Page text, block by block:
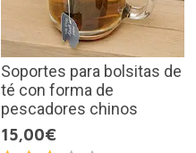
Soportes para bolsitas de
té con forma de
pescadores chinos
15,00€